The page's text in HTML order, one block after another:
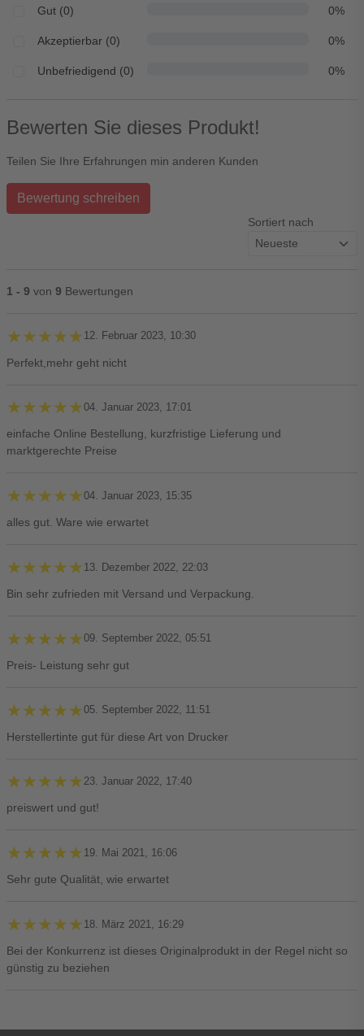
Gut (0) 0%
Akzeptierbar (0) 0%
Unbefriedigend (0) 0%
Bewerten Sie dieses Produkt!
Teilen Sie Ihre Erfahrungen min anderen Kunden
Bewertung schreiben
Sortiert nach
1 - 9 von 9 Bewertungen
★★★★★
★★★★★ 12. Februar 2023, 10:30
Perfekt,mehr geht nicht
★★★★★
★★★★★04. Januar 2023, 17:01
einfache Online Bestellung, kurzfristige Lieferung und
marktgerechte Preise
★★★★★
★★★★★04. Januar 2023, 15:35
alles gut. Ware wie erwartet
★★★★★
★★★★★ 13. Dezember 2022, 22:03
Bin sehr zufrieden mit Versand und Verpackung.
★★★★★
★★★★★09. September 2022, 05:51
Preis- Leistung sehr gut
★★★★★
★★★★★05. September 2022, 11:51
Herstellertinte gut für diese Art von Drucker
★★★★★
★★★★★ 23. Januar 2022, 17:40
preiswert und gut!
★★★★★
★★★★★ 19. Mai 2021, 16:06
Sehr gute Qualität, wie erwartet
★★★★★
★★★★★ 18. März 2021, 16:29
Bei der Konkurrenz ist dieses Originalprodukt in der Regel nicht so
günstig zu beziehen